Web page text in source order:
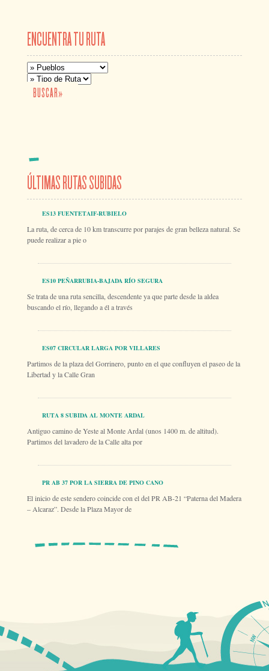
ENCUENTRA TU RUTA
ÚLTIMAS RUTAS SUBIDAS
ES13 FUENTETAIF-RUBIELO
La ruta, de cerca de 10 km transcurre por parajes de gran belleza natural. Se
puede realizar a pie o
ES10 PEÑARRUBIA-BAJADA RÍO SEGURA
Se trata de una ruta sencilla, descendente ya que parte desde la aldea
buscando el río, llegando a él a través
ES07 CIRCULAR LARGA POR VILLARES
Partimos de la plaza del Gorrinero, punto en el que confluyen el paseo de la
Libertad y la Calle Gran
RUTA 8 SUBIDA AL MONTE ARDAL
Antiguo camino de Yeste al Monte Ardal (unos 1400 m. de altitud).
Partimos del lavadero de la Calle alta por
PR AB 37 POR LA SIERRA DE PINO CANO
El inicio de este sendero coincide con el del PR AB-21 “Paterna del Madera
– Alcaraz”. Desde la Plaza Mayor de